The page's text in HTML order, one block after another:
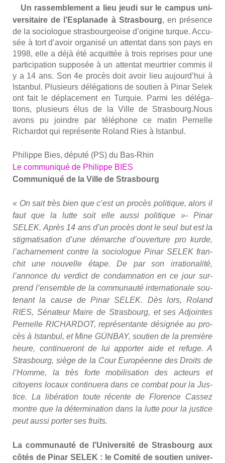
Un ras­sem­ble­ment a lieu jeu­di sur le cam­pus uni­
ver­si­taire de l’Es­pla­nade à Stras­bourg, en pré­sence
de la socio­logue stras­bour­geoise d’o­ri­gine turque. Accu­
sée à tort d’a­voir orga­ni­sé un atten­tat dans son pays en
1998, elle a déjà été acquit­tée à trois reprises pour une
par­ti­ci­pa­tion sup­po­sée à un atten­tat meur­trier com­mis il
y a 14 ans. Son 4e pro­cès doit avoir lieu aujourd’­hui à
Istan­bul. Plu­sieurs délé­ga­tions de sou­tien à Pinar Selek
ont fait le dépla­ce­ment en Tur­quie. Par­mi les délé­ga­
tions, plu­sieurs élus de la Ville de Strasbourg.Nous
avons pu joindre par télé­phone ce matin Per­nelle
Richar­dot qui repré­sente Roland Ries à Istan­bul.
Phi­lippe Bies, dépu­té (PS) du Bas-Rhin
Le com­mu­ni­qué de Phi­lippe BIES
Com­mu­ni­qué de la Ville de Stras­bourg
« On sait très bien que c’est un pro­cès poli­tique, alors il
faut que la lutte soit elle aus­si poli­tique »- Pinar
SELEK.Après 14 ans d’un pro­cès dont le seul but est la
stig­ma­ti­sa­tion d’une démarche d’ouverture pro kurde,
l’acharnement contre la socio­logue Pinar SELEK fran­
chit une nou­velle étape. De par son irra­tio­na­li­té,
l’annonce du ver­dict de condam­na­tion en ce jour sur­
prend l’ensemble de la com­mu­nau­té inter­na­tio­nale sou­
te­nant la cause de Pinar SELEK. Dès lors, Roland
RIES, Séna­teur Maire de Stras­bourg, et ses Adjointes
Per­nelle RICHARDOT, repré­sen­tante dési­gnée au pro­
cès à Istan­bul, et Mine GÜNBAY, sou­tien de la pre­mière
heure, conti­nue­ront de lui appor­ter aide et refuge. A
Stras­bourg, siège de la Cour Euro­péenne des Droits de
l’Homme, la très forte mobi­li­sa­tion des acteurs et
citoyens locaux conti­nue­ra dans ce com­bat pour la Jus­
tice. La libé­ra­tion toute récente de Flo­rence Cas­sez
montre que la déter­mi­na­tion dans la lutte pour la jus­tice
peut aus­si por­ter ses fruits.
La com­mu­nau­té de l’Université de Stras­bourg aux
côtés de Pinar SELEK : le Comi­té de sou­tien uni­ver­